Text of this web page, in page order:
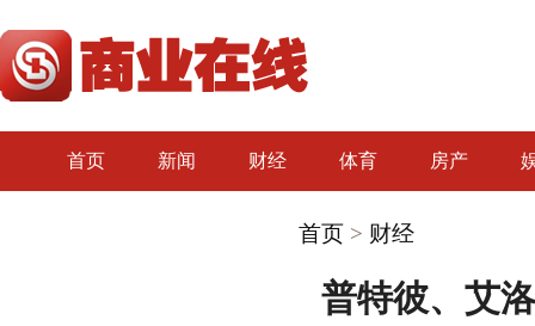
首页 新闻 财经 体育 房产
首页 > 财经
普特彼、艾